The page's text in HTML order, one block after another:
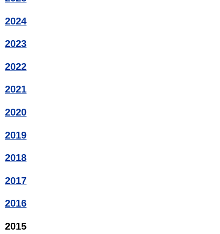
2024
2023
2022
2021
2020
2019
2018
2017
2016
2015